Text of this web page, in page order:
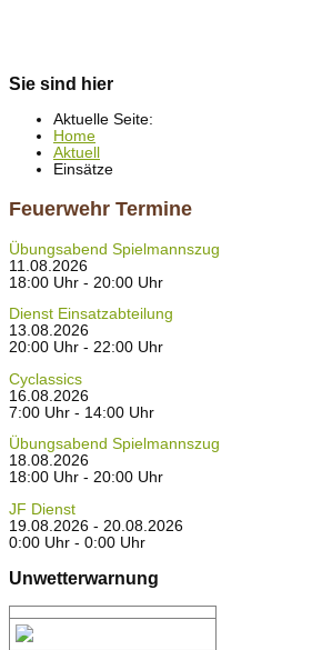
Sie sind hier
Aktuelle Seite:
Home
Aktuell
Einsätze
Feuerwehr Termine
Übungsabend Spielmannszug
11.08.2026
18:00 Uhr - 20:00 Uhr
Dienst Einsatzabteilung
13.08.2026
20:00 Uhr - 22:00 Uhr
Cyclassics
16.08.2026
7:00 Uhr - 14:00 Uhr
Übungsabend Spielmannszug
18.08.2026
18:00 Uhr - 20:00 Uhr
JF Dienst
19.08.2026 - 20.08.2026
0:00 Uhr - 0:00 Uhr
Unwetterwarnung